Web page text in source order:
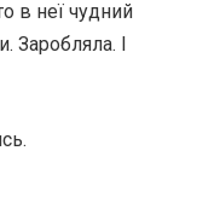
в неї чудний
Заробляла. І